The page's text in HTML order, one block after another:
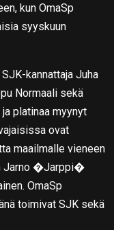
kun OmaSp
syyskuun
kannattaja Juha
Normaali sekä
platinaa myynyt
ovat
maailmalle vieneen
Jarno �Jarppi�
OmaSp
toimivat SJK sekä